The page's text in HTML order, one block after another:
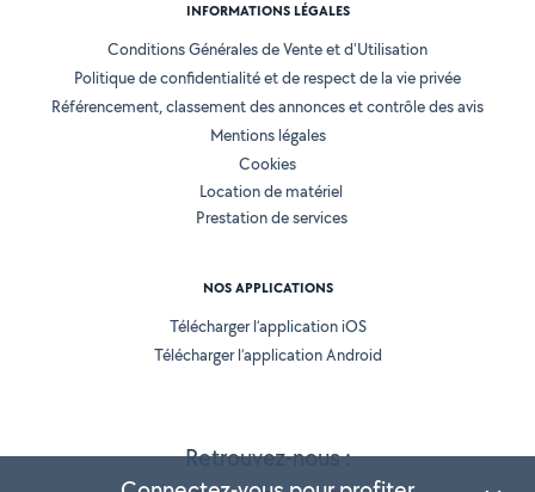
Retrouvez-nous :
INFORMATIONS LÉGALES
Conditions Générales de Vente et d'Utilisation
Politique de confidentialité et de respect de la vie privée
Référencement, classement des annonces et contrôle des avis
Mentions légales
Cookies
Location de matériel
Prestation de services
NOS APPLICATIONS
Télécharger l’application iOS
Télécharger l’application Android